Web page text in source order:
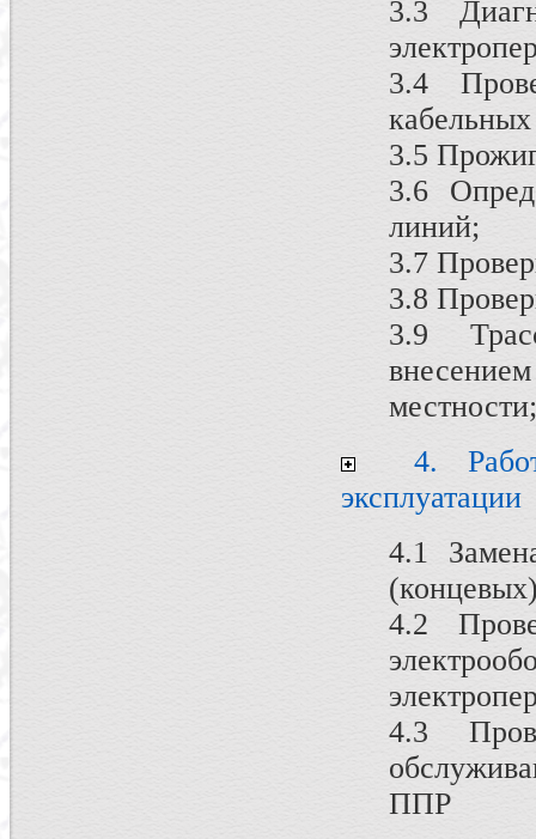
3.3
3.4
3.5
3.6
линий;
3.7
3.8
3.9
местности;
4.
эксплуатации
4.1
4.2
4.3
ППР